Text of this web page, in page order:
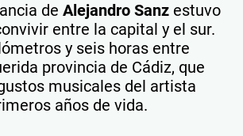
de Alejandro Sanz estuvo
entre la capital y el sur.
y seis horas entre
provincia de Cádiz, que
musicales del artista
años de vida.